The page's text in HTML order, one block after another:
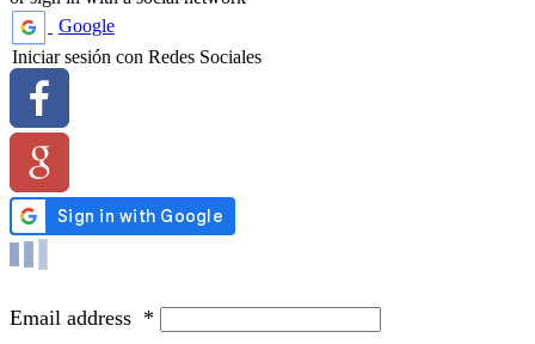
Google
Iniciar sesión con Redes Sociales
Email address *